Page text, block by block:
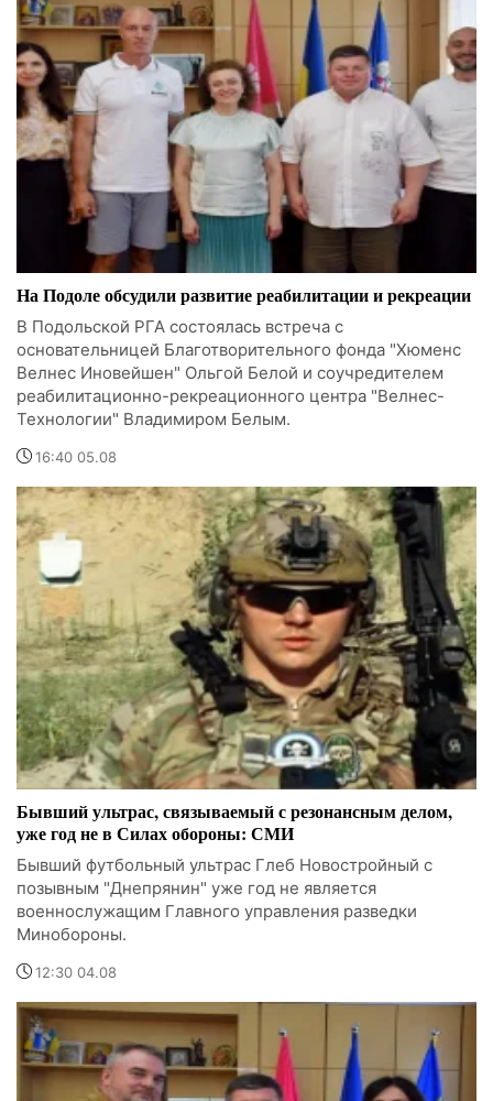
На Подоле обсудили развитие реабилитации и рекреации
В Подольской РГА состоялась встреча с
основательницей Благотворительного фонда "Хюменс
Велнес Иновейшен" Ольгой Белой и соучредителем
реабилитационно-рекреационного центра "Велнес-
Технологии" Владимиром Белым.
16:40 05.08
Бывший ультрас, связываемый с резонансным делом,
уже год не в Силах обороны: СМИ
Бывший футбольный ультрас Глеб Новостройный с
позывным "Днепрянин" уже год не является
военнослужащим Главного управления разведки
Минобороны.
12:30 04.08